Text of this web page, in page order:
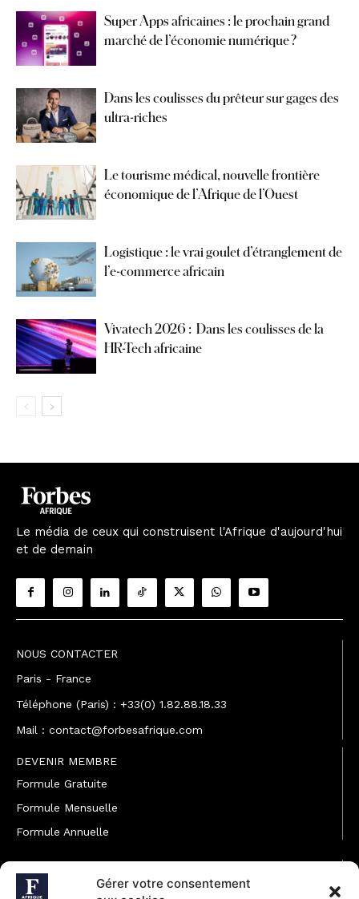
Gérer votre consentement
Super Apps africaines : le prochain grand
marché de l’économie numérique ?
Dans les coulisses du prêteur sur gages des
ultra-riches
Le tourisme médical, nouvelle frontière
économique de l’Afrique de l’Ouest
Logistique : le vrai goulet d’étranglement de
l’e-commerce africain
Vivatech 2026 : Dans les coulisses de la
HR-Tech africaine
Le média de ceux qui construisent l'Afrique d'aujourd'hui
et de demain
NOUS CONTACTER
Paris - France
Téléphone (Paris) : +33(0) 1.82.88.18.33
Mail : contact@forbesafrique.com
DEVENIR MEMBRE
Formule Gratuite
Formule Mensuelle
Formule Annuelle
JOINDRE L'ÉQUIPE
Rédaction